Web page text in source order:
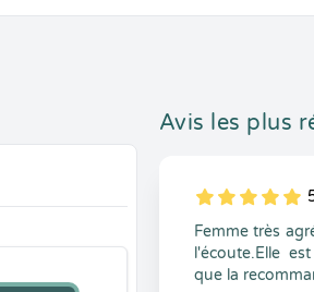
Avis les plus
5
1
5
0
Femme très
l'écoute.Elle
que la